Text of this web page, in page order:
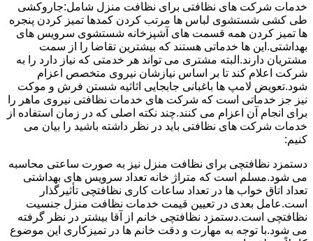
خدمات شرکت های نظافتی برای نظافت منزل شامل:جاروکشی
طی کشی شستشوی لباس ها مرتب کردن کمدها تمیز کردن پنجره
ها تمیز کردن همه قسمت های آشپزخانه شستشوی سرویس های
بهداشتی.این ها خدماتی هستند که بیشترین تقاضا را از سمت
مشتریان دارند.البته مشتری می تواند هر خدمتی که نیاز دارد را به
شرکت اعلام کند تا بر اساس نیازشان نیروی متخصص اعزام
شود.تعویض لامپ ها باغبانی جابجایی اثاثیه شستن فرش و موکت
نیز جز خدماتی است که شرکت های خدمات نظافتی نیروی ماهر را
برای انجام آن اعزام می کنند.چند نکته اصلی که در زمان استفاده از
خدمات شرکت های نظافتی باید در نظر داشته باشید را بیان می
کنیم:
دستمزد نظافتچی برای نظافت منزل نیز به صورت ساعتی محاسبه
می شود.مسلم است که متراژ خانه تعداد سرویس های بهداشتی
تعداد اتاق خواب ها در تعداد ساعات کاری نظافتچی تأثیرگذار
است.عامل بعدی در تعیین قیمت خدمات نظافت منزل جنسیت
نظافتچی است.دستمزد نظافتچی خانم از آقا بیشتر در نظر گرفته
می شود.با توجه به مهارت و دقت خانم ها در تمیزکاری این موضوع